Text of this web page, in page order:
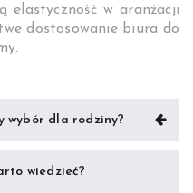
elastyczność w aranżacji
dostosowanie biura do
wybór dla rodziny?
wiedzieć?